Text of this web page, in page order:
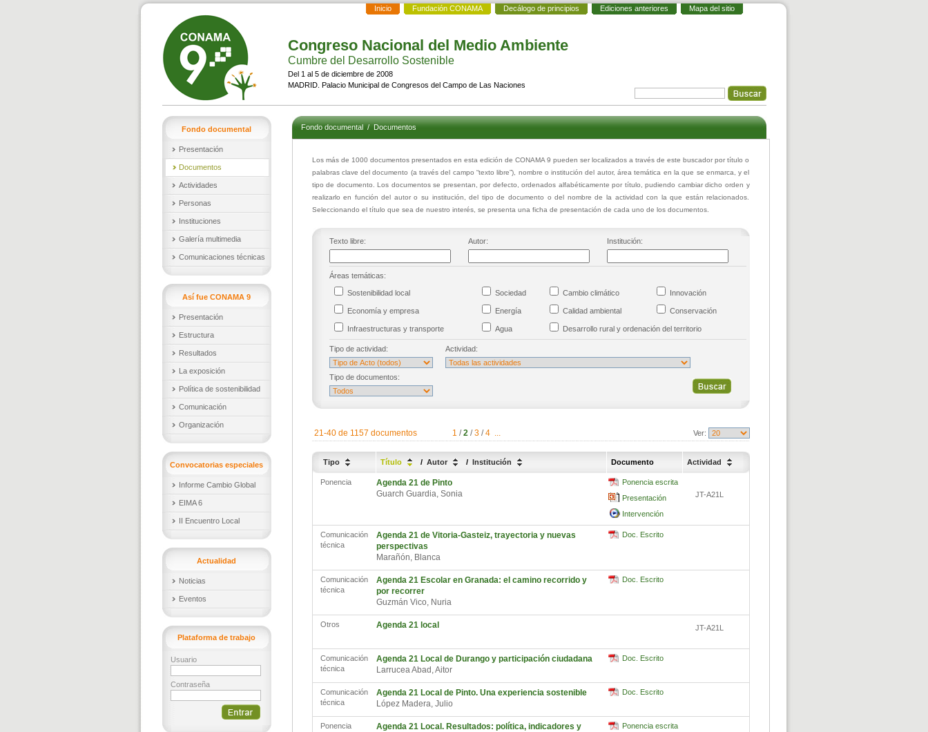
Inicio Fundación CONAMA Decálogo de principios Ediciones anteriores Mapa del sitio
Congreso Nacional del Medio Ambiente
Cumbre del Desarrollo Sostenible
Del 1 al 5 de diciembre de 2008
MADRID. Palacio Municipal de Congresos del Campo de Las Naciones
Fondo documental
Presentación
Documentos
Actividades
Personas
Instituciones
Galería multimedia
Comunicaciones técnicas
Así fue CONAMA 9
Presentación
Estructura
Resultados
La exposición
Política de sostenibilidad
Comunicación
Organización
Convocatorias especiales
Informe Cambio Global
EIMA 6
II Encuentro Local
Actualidad
Noticias
Eventos
Plataforma de trabajo
Usuario
Contraseña
Fondo documental/Documentos
Los más de 1000 documentos presentados en esta edición de CONAMA 9 pueden ser localizados a través de este buscador por título o
palabras clave del documento (a través del campo “texto libre”), nombre o institución del autor, área temática en la que se enmarca, y el
tipo de documento. Los documentos se presentan, por defecto, ordenados alfabéticamente por título, pudiendo cambiar dicho orden y
realizarlo en función del autor o su institución, del tipo de documento o del nombre de la actividad con la que están relacionados.
Seleccionando el título que sea de nuestro interés, se presenta una ficha de presentación de cada uno de los documentos.
Texto libre: Autor: Institución:
Áreas temáticas:
Sostenibilidad local Sociedad Cambio climático Innovación
Economía y empresa Energía Calidad ambiental Conservación
Infraestructuras y transporte Agua Desarrollo rural y ordenación del territorio
Tipo de actividad: Actividad:
Tipo de documentos:
21-40 de 1157 documentos 1 /2 / 3 / 4 ... Ver:
Tipo Título / Autor / Institución Documento Actividad
Ponencia
Agenda 21 de Pinto
Guarch Guardia, Sonia
Ponencia escrita
Presentación
Intervención
JT-A21L
Comunicación
técnica
Agenda 21 de Vitoria-Gasteiz, trayectoria y nuevas
perspectivas
Marañón, Blanca
Doc. Escrito
Comunicación
técnica
Agenda 21 Escolar en Granada: el camino recorrido y
por recorrer
Guzmán Vico, Nuria
Doc. Escrito
Otros Agenda 21 local JT-A21L
Comunicación
técnica
Agenda 21 Local de Durango y participación ciudadana
Larrucea Abad, Aitor
Doc. Escrito
Comunicación
técnica
Agenda 21 Local de Pinto. Una experiencia sostenible
López Madera, Julio
Doc. Escrito
Ponencia
Agenda 21 Local. Resultados: política, indicadores y
Ponencia escrita